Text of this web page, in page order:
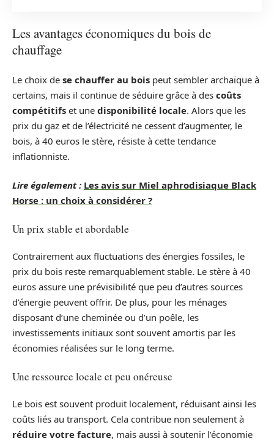
Les avantages économiques du bois de
chauffage
Le choix de se chauffer au bois peut sembler archaïque à
certains, mais il continue de séduire grâce à des coûts
compétitifs et une disponibilité locale. Alors que les
prix du gaz et de l’électricité ne cessent d’augmenter, le
bois, à 40 euros le stère, résiste à cette tendance
inflationniste.
Lire également : Les avis sur Miel aphrodisiaque Black
Horse : un choix à considérer ?
Un prix stable et abordable
Contrairement aux fluctuations des énergies fossiles, le
prix du bois reste remarquablement stable. Le stère à 40
euros assure une prévisibilité que peu d’autres sources
d’énergie peuvent offrir. De plus, pour les ménages
disposant d’une cheminée ou d’un poêle, les
investissements initiaux sont souvent amortis par les
économies réalisées sur le long terme.
Une ressource locale et peu onéreuse
Le bois est souvent produit localement, réduisant ainsi les
coûts liés au transport. Cela contribue non seulement à
réduire votre facture, mais aussi à soutenir l’économie